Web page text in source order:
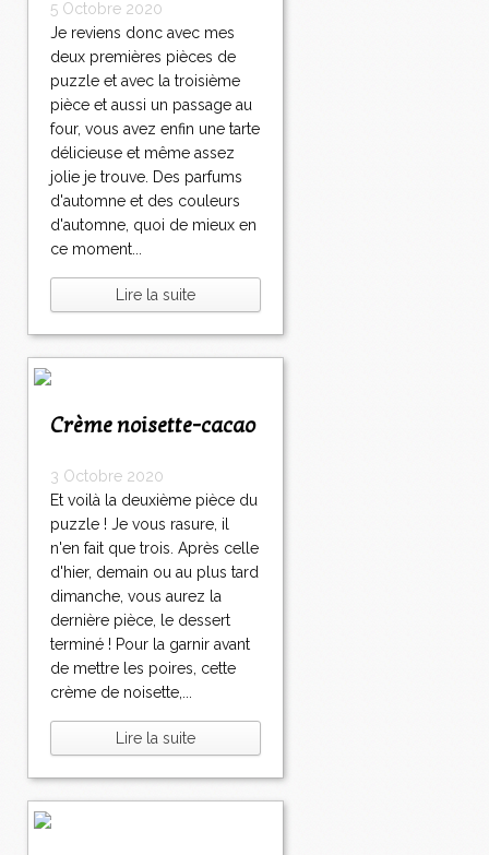
5 Octobre 2020
Je reviens donc avec mes
deux premières pièces de
puzzle et avec la troisième
pièce et aussi un passage au
four, vous avez enfin une tarte
délicieuse et même assez
jolie je trouve. Des parfums
d'automne et des couleurs
d'automne, quoi de mieux en
ce moment...
Lire la suite
Crème noisette-cacao
3 Octobre 2020
Et voilà la deuxième pièce du
puzzle ! Je vous rasure, il
n'en fait que trois. Après celle
d'hier, demain ou au plus tard
dimanche, vous aurez la
dernière pièce, le dessert
terminé ! Pour la garnir avant
de mettre les poires, cette
crème de noisette,...
Lire la suite